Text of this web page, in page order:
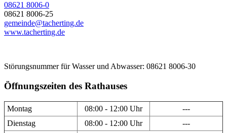
08621 8006-0
08621 8006-25
gemeinde@tacherting.de
www.tacherting.de
Störungsnummer für Wasser und Abwasser: 08621 8006-30
Öffnungszeiten des Rathauses
Montag 08:00 - 12:00 Uhr
---
Dienstag
08:00 - 12:00 Uhr ---